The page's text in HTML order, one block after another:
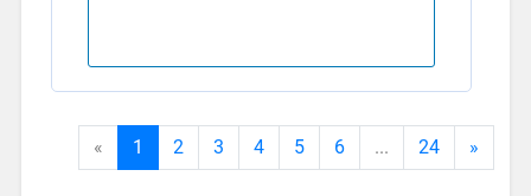
« 1 2 3 4 5 6 ... 24 »